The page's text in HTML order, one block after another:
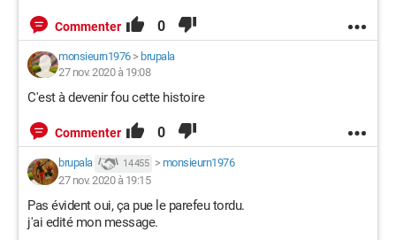
Commenter 0
monsieurn1976> brupala
27 nov. 2020 à 19:08
C'est à devenir fou cette histoire
Commenter 0
brupala 14 455 > monsieurn1976
27 nov. 2020 à 19:15
Pas évident oui, ça pue le parefeu tordu.
j'ai edité mon message.